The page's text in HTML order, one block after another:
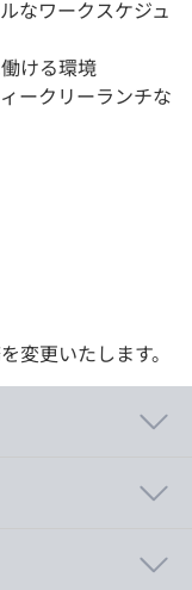
なワークスケジュ
ける環境
ークリーランチな
変更いたします。
トップ企業出身。